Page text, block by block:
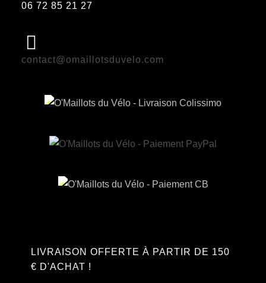
06 72 85 21 27
contact@omaillotsduvelo.com
LIVRAISON OFFERTE À PARTIR DE 150
€ D'ACHAT !